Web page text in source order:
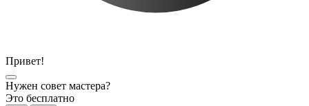
Привет!
Нужен совет мастера?
Это бесплатно